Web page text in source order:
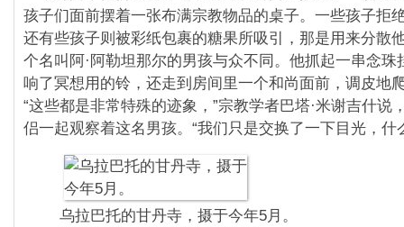
孩子们面前摆着一张布满宗教物品的桌子。一些孩子拒
还有些孩子则被彩纸包裹的糖果所吸引，那是用来分散
个名叫阿·阿勒坦那尔的男孩与众不同。他抓起一串念珠
响了冥想用的铃，还走到房间里一个和尚面前，调皮地
“这些都是非常特殊的迹象，”宗教学者巴塔·米谢吉什说
侣一起观察着这名男孩。“我们只是交换了一下目光，什
乌拉巴托的甘丹寺，摄于今年5月。